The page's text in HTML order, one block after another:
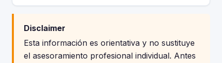
Disclaimer
Esta información es orientativa y no sustituye
el asesoramiento profesional individual. Antes